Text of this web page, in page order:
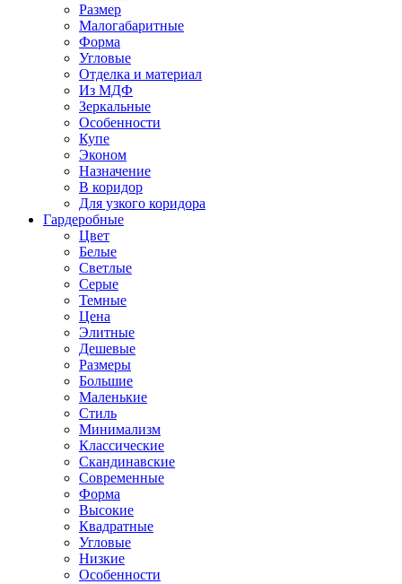
Размер
Малогабаритные
Форма
Угловые
Отделка и материал
Из МДФ
Зеркальные
Особенности
Купе
Эконом
Назначение
В коридор
Для узкого коридора
Гардеробные
Цвет
Белые
Светлые
Серые
Темные
Цена
Элитные
Дешевые
Размеры
Большие
Маленькие
Стиль
Минимализм
Классические
Скандинавские
Современные
Форма
Высокие
Квадратные
Угловые
Низкие
Особенности